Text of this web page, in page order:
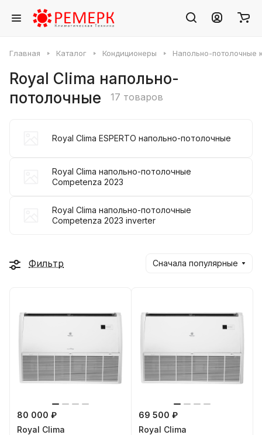
Главная Каталог Кондиционеры Напольно-потолочные
Royal Clima напольно-
потолочные
17 товаров
Royal Clima ESPERTO напольно-потолочные
Royal Clima напольно-потолочные
Competenza 2023
Royal Clima напольно-потолочные
Competenza 2023 inverter
Фильтр Сначала популярные
80 000 ₽
Royal Clima
69 500 ₽
Royal Clima